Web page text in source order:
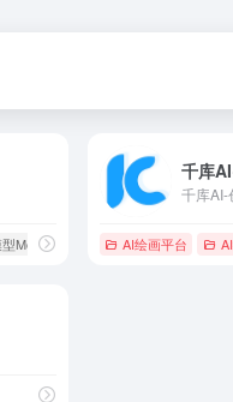
Moss
千库
千库AI-
AI绘画平台